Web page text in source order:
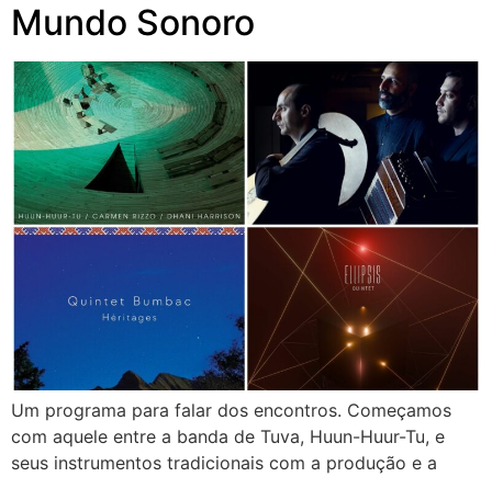
Mundo Sonoro
Um programa para falar dos encontros. Começamos
com aquele entre a banda de Tuva, Huun-Huur-Tu, e
seus instrumentos tradicionais com a produção e a